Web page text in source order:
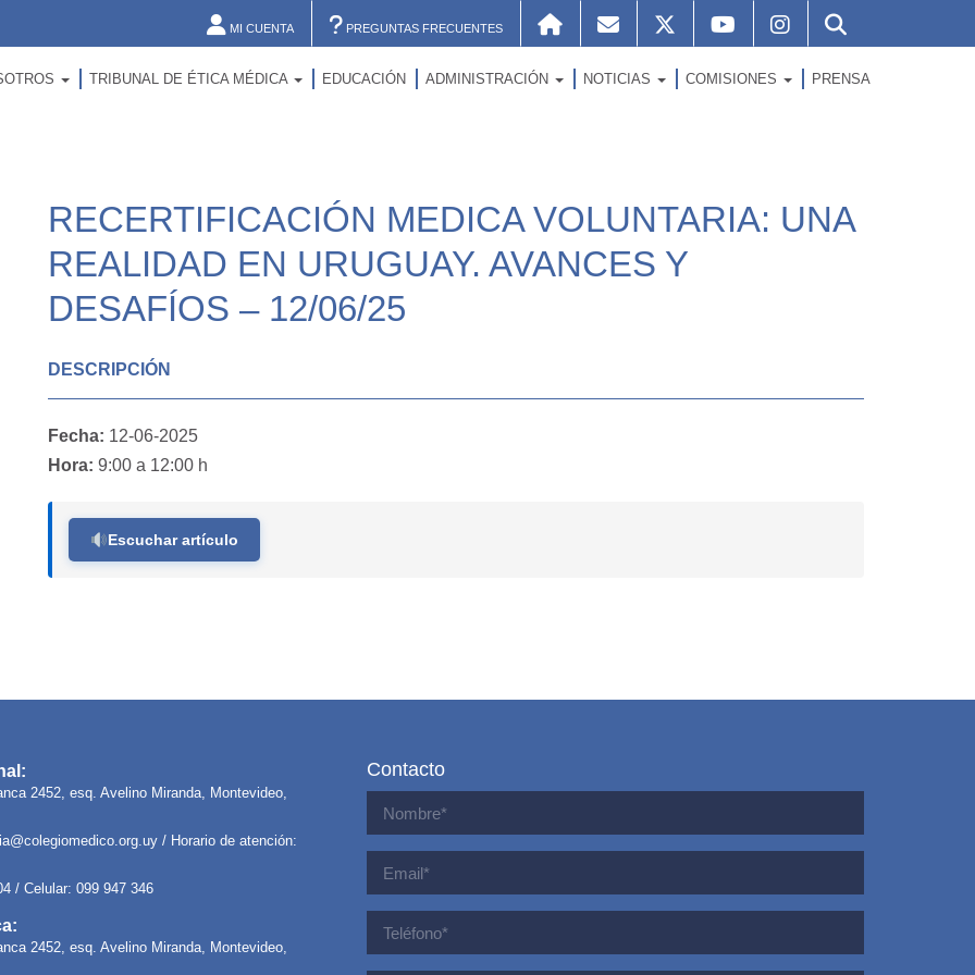
MI CUENTA PREGUNTAS FRECUENTES
TRIBUNAL DE ÉTICA MÉDICA EDUCACIÓN ADMINISTRACIÓN NOTICIAS COMISIONES PRENSA
RECERTIFICACIÓN MEDICA VOLUNTARIA: UNA
REALIDAD EN URUGUAY. AVANCES Y
DESAFÍOS – 12/06/25
DESCRIPCIÓN
Fecha: 12-06-2025
Hora: 9:00 a 12:00 h
Escuchar artículo
2452, esq. Avelino Miranda, Montevideo,
/ Horario de atención:
/ Celular: 099 947 346
2452, esq. Avelino Miranda, Montevideo,
Contacto